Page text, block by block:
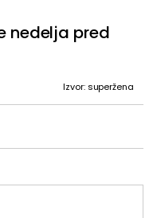
nedelja pred
Izvor: superžena